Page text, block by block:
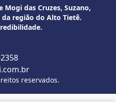
das Cruzes, Suzano,
região do Alto Tietê.
reservados.